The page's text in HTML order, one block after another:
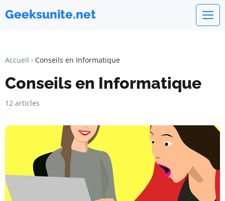
Geeksunite.net
Accueil Conseils en Informatique
Conseils en Informatique
12 articles